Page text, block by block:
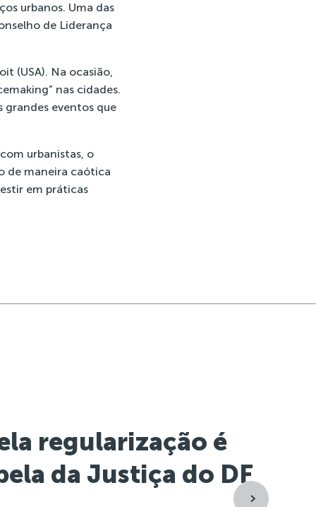
urbanos. Uma das
de Liderança
(USA). Na ocasião,
nas cidades.
grandes eventos que
urbanistas, o
de maneira caótica
em práticas
regularização é
da Justiça do DF